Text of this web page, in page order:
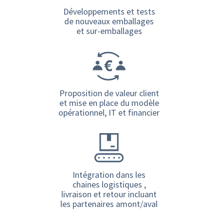
Développements et tests
de nouveaux emballages
et sur-emballages
Proposition de valeur client
et mise en place du modèle
opérationnel, IT et financier
Intégration dans les
chaines logistiques ,
livraison et retour incluant
les partenaires amont/aval